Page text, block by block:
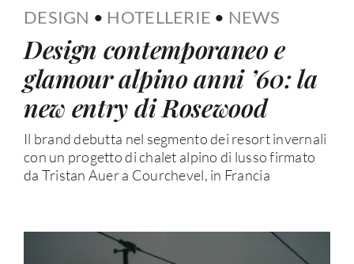
DESIGN • HOTELLERIE • NEWS
Design contemporaneo e
glamour alpino anni ’60: la
new entry di Rosewood
Il brand debutta nel segmento dei resort invernali
con un progetto di chalet alpino di lusso firmato
da Tristan Auer a Courchevel, in Francia